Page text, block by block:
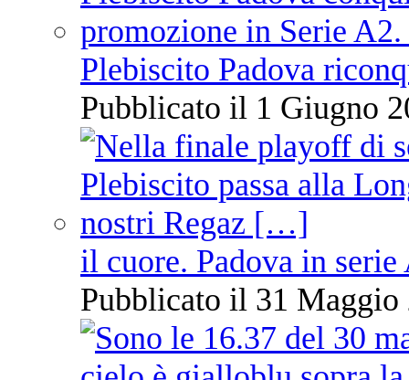
Plebiscito Padova
Pubblicato il 1 Giugno
il cuore. Padova in serie
Pubblicato il 31 Maggio